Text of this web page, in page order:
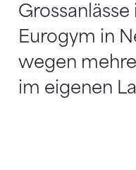
Eurogym in
wegen
im eigenen